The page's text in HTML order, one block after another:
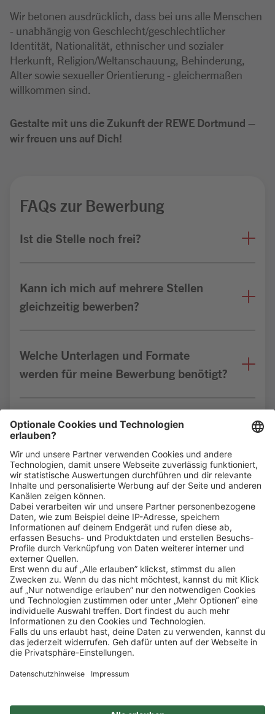
Wir betonen ausdrücklich, dass bei uns alle Menschen
- unabhängig von Geschlecht/geschlechtlicher
Identität, Nationalität, ethnischer und sozialer
Herkunft, Religion/Weltanschauung, Behinderung,
Alter sowie sexueller Orientierung - gleichermaßen
willkommen sind.
Gestalte mit uns die Zukunft der REWE Dortmund –
wir freuen uns auf Dich!
FAQs zur Bewerbung
Ist die Stelle noch frei?
Kann ich mich auf mehrere Stellen
gleichzeitig bewerben?
Welche Unterlagen und Formate
werden für meine Bewerbung benötigt?
Bin ich für die Stelle geeignet?
Klickehier, um alle offenen Jobs zu sehen.
Impressum Datenschutz
Privatsphäre-Einstellungen
FAQ
Veranstaltungen
Sitemap